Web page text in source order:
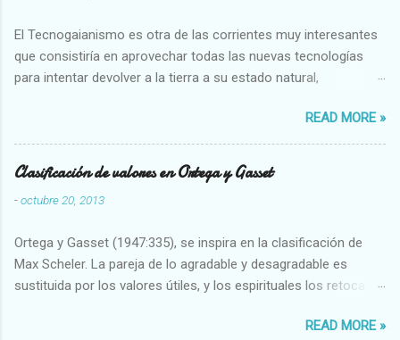
El Tecnogaianismo es otra de las corrientes muy interesantes
que consistiría en aprovechar todas las nuevas tecnologías
para intentar devolver a la tierra a su estado natural,
READ MORE »
Clasificación de valores en Ortega y Gasset
-octubre 20, 2013
Ortega y Gasset (1947:335), se inspira en la clasificación de
Max Scheler. La pareja de lo agradable y desagradable es
sustituida por los valores útiles, y los espirituales los retoca.
Abundante-Escaso,etc 2 VITALES Sano-Enfermo Selecto-
READ MORE »